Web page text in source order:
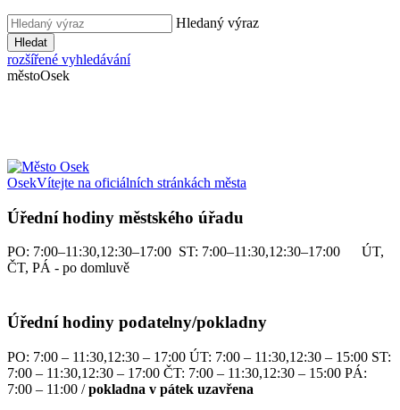
Hledaný výraz
Hledat
rozšířené vyhledávání
městoOsek
OsekVítejte na oficiálních stránkách města
Úřední hodiny městského úřadu
PO: 7:00–11:30,12:30–17:00 ST: 7:00–11:30,12:30–17:00 ÚT,
ČT, PÁ - po domluvě
Úřední hodiny podatelny/pokladny
PO: 7:00 – 11:30,12:30 – 17:00 ÚT: 7:00 – 11:30,12:30 – 15:00 ST:
7:00 – 11:30,12:30 – 17:00 ČT: 7:00 – 11:30,12:30 – 15:00 PÁ:
7:00 – 11:00 /pokladna v pátek uzavřena